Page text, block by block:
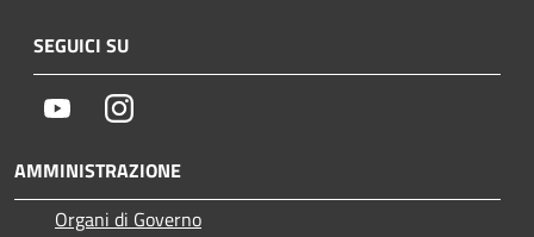
SEGUICI SU
YoutubeInstagram
AMMINISTRAZIONE
Organi di Governo